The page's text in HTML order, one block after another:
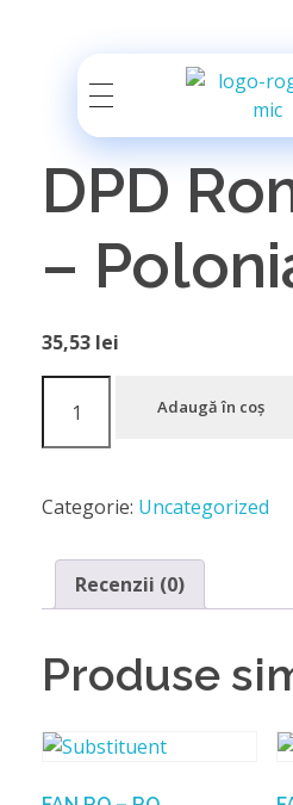
Rogesil
Curierul tău online!
DPD
–
35,53 lei
Adaugă în coș
Categorie: Uncategorized
Recenzii (0)
Produse